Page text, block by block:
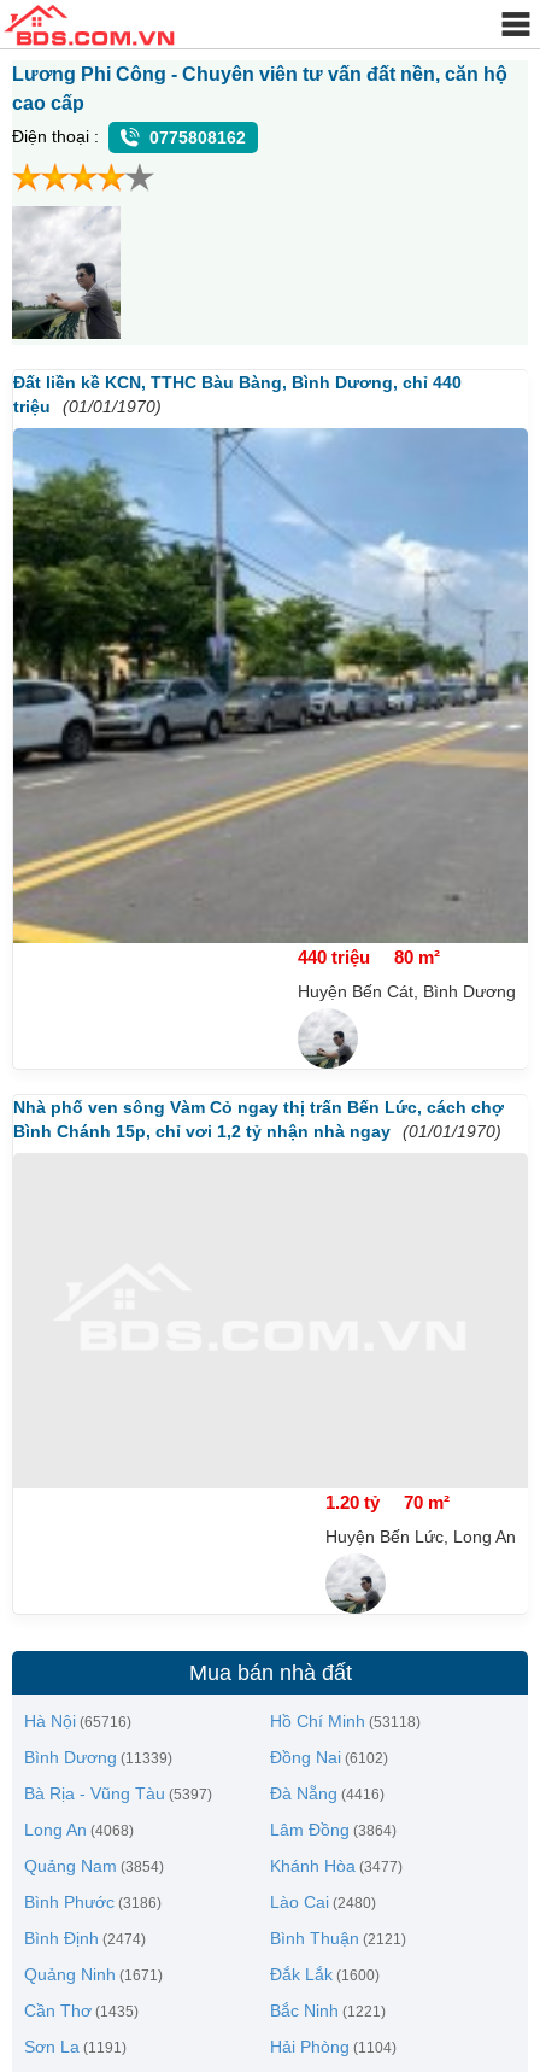
Lương Phi Công - Chuyên viên tư vấn đất nền, căn hộ
cao cấp
Điện thoại : 0775808162
Đất liền kề KCN, TTHC Bàu Bàng, Bình Dương, chỉ 440
triệu
(01/01/1970)
440 triệu 80 m²
Huyện Bến Cát, Bình Dương
Nhà phố ven sông Vàm Cỏ ngay thị trấn Bến Lức, cách chợ
Bình Chánh 15p, chỉ vơi 1,2 tỷ nhận nhà ngay
(01/01/1970)
1.20 tỷ 70 m²
Huyện Bến Lức, Long An
Mua bán nhà đất
Hà Nội (65716) Hồ Chí Minh (53118)
Bình Dương (11339) Đồng Nai (6102)
Bà Rịa - Vũng Tàu (5397) Đà Nẵng (4416)
Long An (4068) Lâm Đồng (3864)
Quảng Nam (3854) Khánh Hòa (3477)
Bình Phước (3186) Lào Cai (2480)
Bình Định (2474) Bình Thuận (2121)
Quảng Ninh (1671) Đắk Lắk (1600)
Cần Thơ (1435) Bắc Ninh (1221)
Sơn La (1191) Hải Phòng (1104)